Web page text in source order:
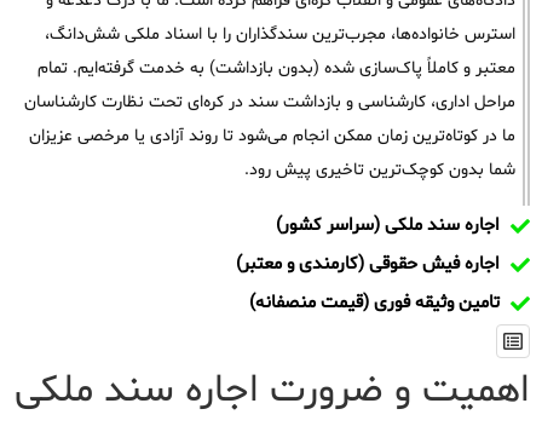
استرس خانواده‌ها، مجرب‌ترین سندگذاران را با اسناد ملکی شش‌دانگ،
معتبر و کاملاً پاک‌سازی شده (بدون بازداشت) به خدمت گرفته‌ایم. تمام
مراحل اداری، کارشناسی و بازداشت سند در کره‌ای تحت نظارت کارشناسان
ما در کوتاه‌ترین زمان ممکن انجام می‌شود تا روند آزادی یا مرخصی عزیزان
شما بدون کوچک‌ترین تاخیری پیش رود.
اجاره سند ملکی (سراسر کشور)
اجاره فیش حقوقی (کارمندی و معتبر)
تامین وثیقه فوری (قیمت منصفانه)
اهمیت و ضرورت اجاره سند ملکی